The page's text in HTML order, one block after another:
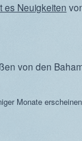
es Neuigkeiten
von den
Monate